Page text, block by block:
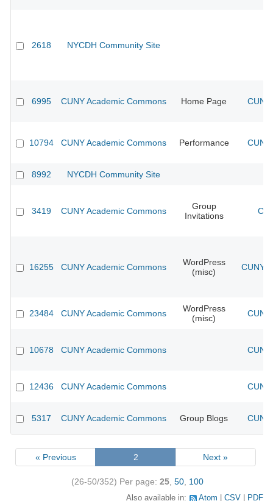
2618 NYCDH Community Site
6995 CUNY Academic Commons Home Page
10794 CUNY Academic Commons Performance
8992 NYCDH Community Site
3419 CUNY Academic Commons
Group
Invitations
16255 CUNY Academic Commons
WordPress
(misc)
CUNY
23484 CUNY Academic Commons
WordPress
(misc)
10678 CUNY Academic Commons
12436 CUNY Academic Commons
5317 CUNY Academic Commons Group Blogs
« Previous 2 Next »
(26-50/352) Per page: 25 50 100
Also available in: Atom CSV PDF